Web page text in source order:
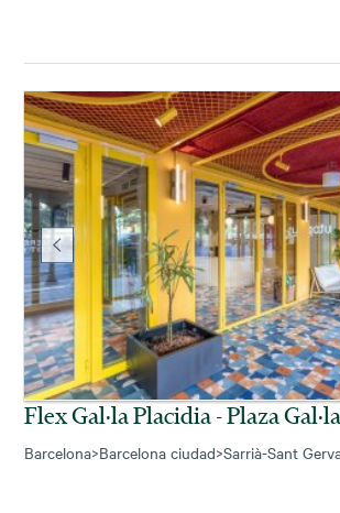
Flex Gal·la Placidia - Plaza
Barcelona>Barcelona ciudad>Sarrià-Sant